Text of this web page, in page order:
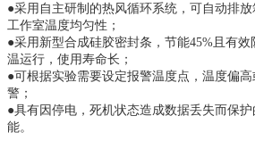
●采用自主研制的热风循环系统，可自动排
工作室温度均匀性；
●采用新型合成硅胶密封条，节能45%且有
温运行，使用寿命长；
●可根据实验需要设定报警温度点，温度偏
警；
●具有因停电，死机状态造成数据丢失而保
能。